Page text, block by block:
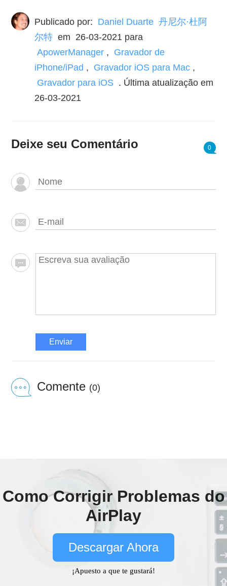
Publicado por: Daniel Duarte 丹尼尔·杜阿
尔特 em 26-03-2021 para
ApowerManager , Gravador de
iPhone/iPad , Gravador iOS para Mac ,
Gravador para iOS . Última atualização em
26-03-2021
Deixe seu Comentário 0
Enviar
Comente (0)
Como Corrigir Problemas do
AirPlay
Descargar Ahora
¡Apuesto a que te gustará!